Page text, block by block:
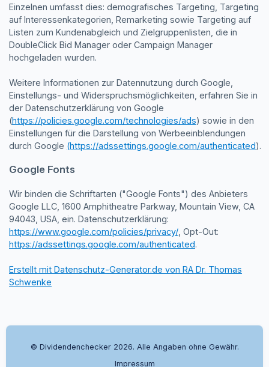
Einzelnen umfasst dies: demografisches Targeting, Targeting
auf Interessenkategorien, Remarketing sowie Targeting auf
Listen zum Kundenabgleich und Zielgruppenlisten, die in
DoubleClick Bid Manager oder Campaign Manager
hochgeladen wurden.
Weitere Informationen zur Datennutzung durch Google,
Einstellungs- und Widerspruchsmöglichkeiten, erfahren Sie in
der Datenschutzerklärung von Google
(https://policies.google.com/technologies/ads) sowie in den
Einstellungen für die Darstellung von Werbeeinblendungen
durch Google (https://adssettings.google.com/authenticated).
Google Fonts
Wir binden die Schriftarten ("Google Fonts") des Anbieters
Google LLC, 1600 Amphitheatre Parkway, Mountain View, CA
94043, USA, ein. Datenschutzerklärung:
https://www.google.com/policies/privacy/ , Opt-Out:
https://adssettings.google.com/authenticated.
Erstellt mit Datenschutz-Generator.de von RA Dr. Thomas
Schwenke
© Dividendenchecker 2026. Alle Angaben ohne Gewähr.
Impressum